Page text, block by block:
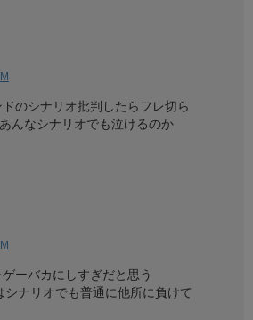
のシナリオ批判したらフレ切ら
んなシナリオでも泣けるのか
ーバカにしすぎだと思う
ナリオでも普通に他所に負けて